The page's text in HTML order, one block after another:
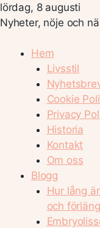
lördag, 8 augusti
Nyheter, nöje och
Hem
Livsstil
Cookie
Privacy
Historia
Kontakt
Om oss
Blogg
Hur lång
och